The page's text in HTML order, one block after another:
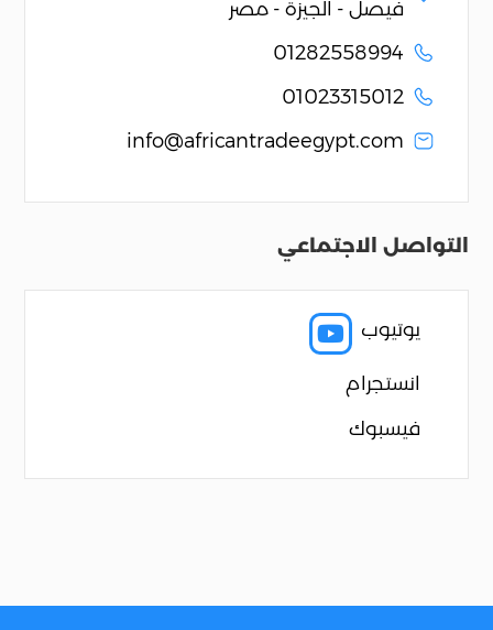
فيصل - الجيزة - مصر
01282558994
01023315012
info@africantradeegypt.com
التواصل الاجتماعي
 يوتيوب
انستجرام
فيسبوك